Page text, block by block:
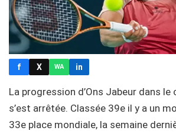
f X WA in
La progression d’Ons Jabeur dans
s’est arrêtée. Classée 39e il y a un
33e place mondiale, la semaine